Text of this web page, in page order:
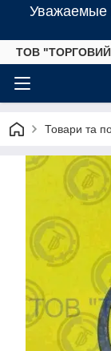
Уважаемые
ТОВ "ТОРГОВИЙ
Товари та